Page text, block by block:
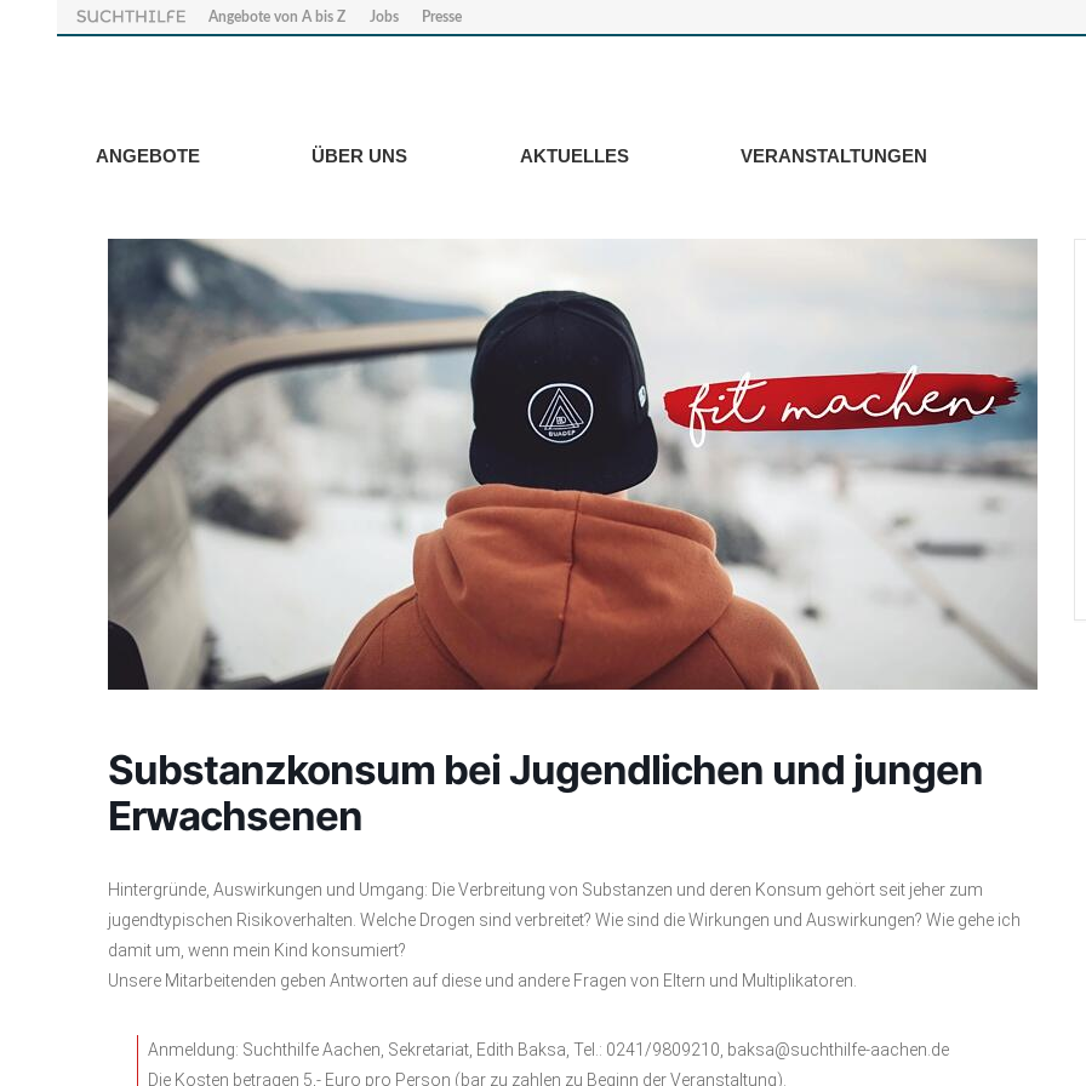
Angebote von A bis Z Jobs Presse
ANGEBOTE ÜBER UNS AKTUELLES VERANSTALTUNGEN
Substanzkonsum bei Jugendlichen und jungen
Erwachsenen
Hintergründe, Auswirkungen und Umgang: Die Verbreitung von Substanzen und deren Konsum gehört seit jeher zum
jugendtypischen Risikoverhalten. Welche Drogen sind verbreitet? Wie sind die Wirkungen und Auswirkungen? Wie gehe ich
damit um, wenn mein Kind konsumiert?
Unsere Mitarbeitenden geben Antworten auf diese und andere Fragen von Eltern und Multiplikatoren.
Anmeldung: Suchthilfe Aachen, Sekretariat, Edith Baksa, Tel.: 0241/9809210, baksa@suchthilfe-aachen.de
Die Kosten betragen 5,- Euro pro Person (bar zu zahlen zu Beginn der Veranstaltung).